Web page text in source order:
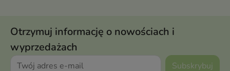
Otrzymuj informację o nowościach i
wyprzedażach